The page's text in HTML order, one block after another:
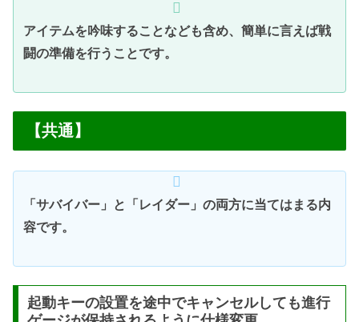
アイテムを吟味することなども含め、簡単に言えば戦
闘の準備を行うことです。
【共通】
「サバイバー」と「レイダー」の両方に当てはまる内
容です。
起動キーの設置を途中でキャンセルしても進行